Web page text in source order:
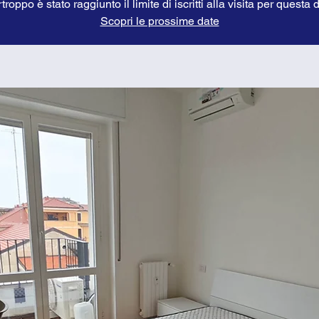
è stato raggiunto il limite di iscritti alla visita per questa
Scopri le prossime date